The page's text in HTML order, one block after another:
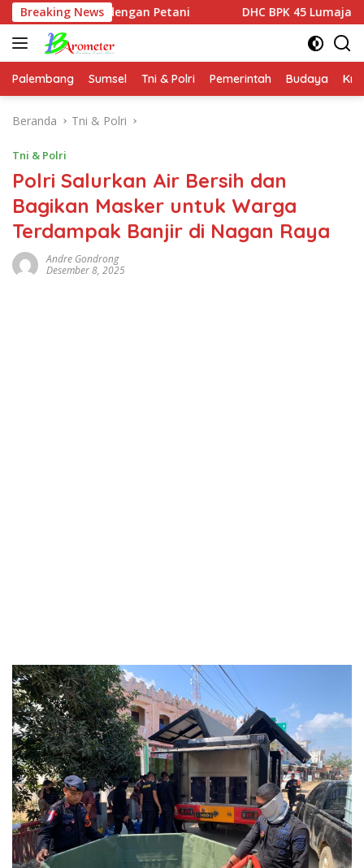
Langsung
ke
konten
Breaking News
dengan Petani DHC BPK 45 Lumajang Gugah
Palembang Sumsel Tni & Polri Pemerintah Budaya
Beranda Tni & Polri
Tni & Polri
Polri Salurkan Air Bersih dan
Bagikan Masker untuk Warga
Terdampak Banjir di Nagan Raya
Andre Gondrong
Desember 8, 2025